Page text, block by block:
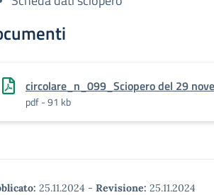
circolare_n_099_Sciopero del 29
pdf - 91 kb
25.11.2024 - Revisione: 25.11.2024